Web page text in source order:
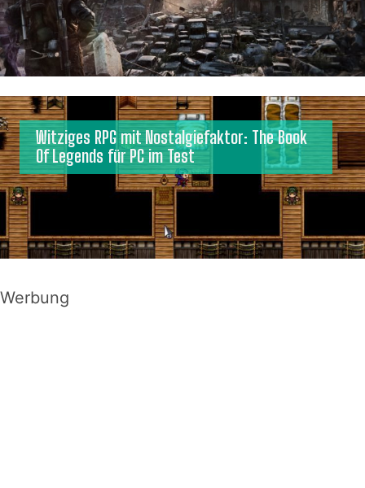
Witziges RPG mit Nostalgiefaktor: The Book
Of Legends für PC im Test
Werbung